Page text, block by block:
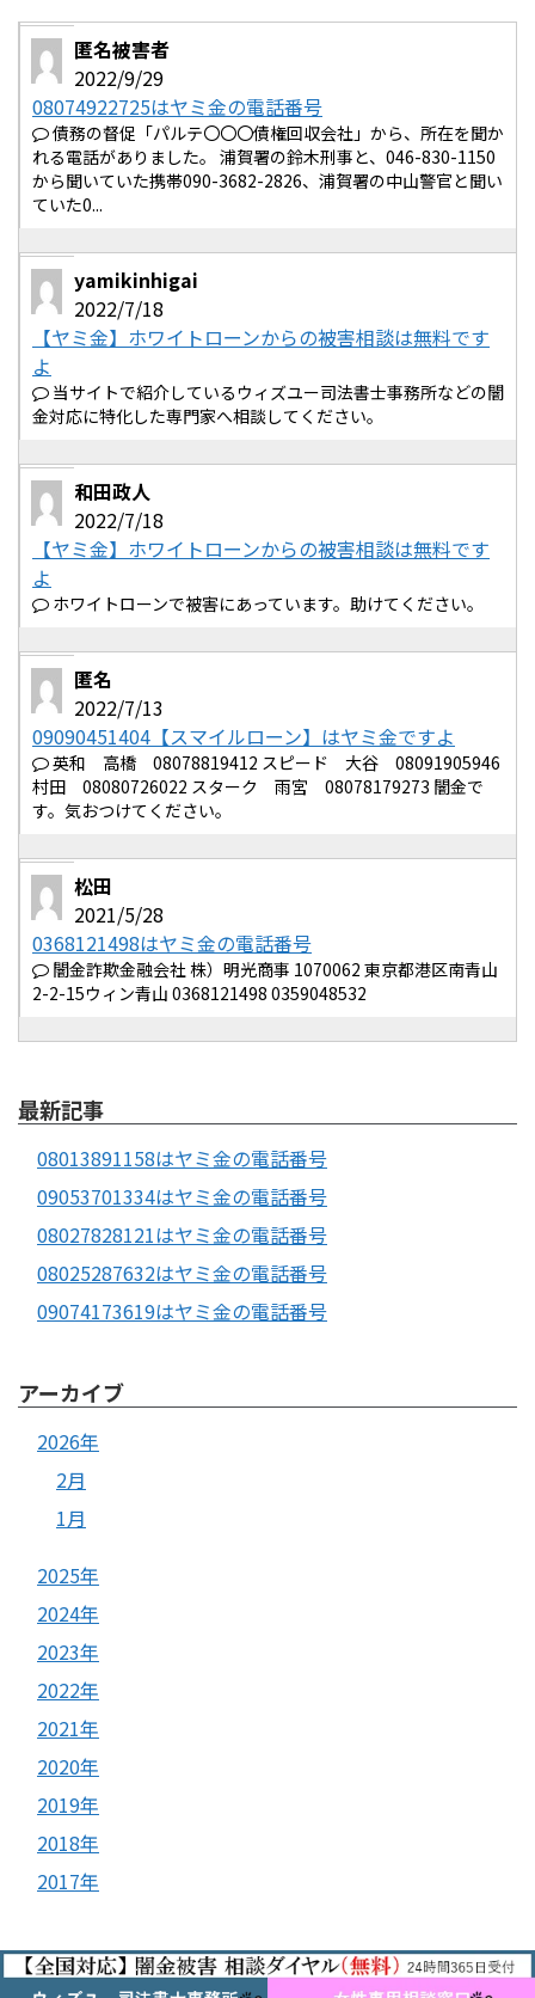
匿名被害者
2022/9/29
08074922725はヤミ金の電話番号
債務の督促「パルテ〇〇〇債権回収会社」から、所在を聞か
れる電話がありました。 浦賀署の鈴木刑事と、046-830-1150
から聞いていた携帯090-3682-2826、浦賀署の中山警官と聞い
ていた0...
yamikinhigai
2022/7/18
【ヤミ金】ホワイトローンからの被害相談は無料です
よ
当サイトで紹介しているウィズユー司法書士事務所などの闇
金対応に特化した専門家へ相談してください。
和田政人
2022/7/18
【ヤミ金】ホワイトローンからの被害相談は無料です
よ
ホワイトローンで被害にあっています。助けてください。
匿名
2022/7/13
09090451404【スマイルローン】はヤミ金ですよ
英和 高橋 08078819412 スピード 大谷 08091905946
村田 08080726022 スターク 雨宮 08078179273 闇金で
す。気おつけてください。
松田
2021/5/28
0368121498はヤミ金の電話番号
闇金詐欺金融会社 株）明光商事 1070062 東京都港区南青山
2-2-15ウィン青山 0368121498 0359048532
最新記事
08013891158はヤミ金の電話番号
09053701334はヤミ金の電話番号
08027828121はヤミ金の電話番号
08025287632はヤミ金の電話番号
09074173619はヤミ金の電話番号
アーカイブ
2026年
2月
1月
2025年
2024年
2023年
2022年
2021年
2020年
2019年
2018年
2017年